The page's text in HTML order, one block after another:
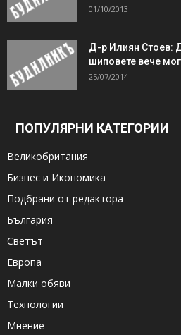
01/10/2013
Д-р Илиян Стоев:
шиповете вече
25/07/2014
ПОПУЛЯРНИ КАТЕГОРИИ
Великобритания
Бизнес и Икономика
Подбрани от редактора
България
Светът
Европа
Малки обяви
Технологии
Мнение